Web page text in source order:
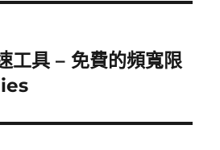
工具 – 免費的頻寬限